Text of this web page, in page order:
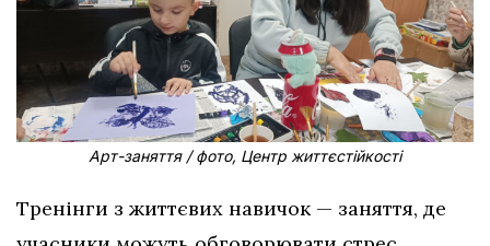
Арт-заняття / фото, Центр життєстійкості
Тренінги з життєвих навичок — заняття, де